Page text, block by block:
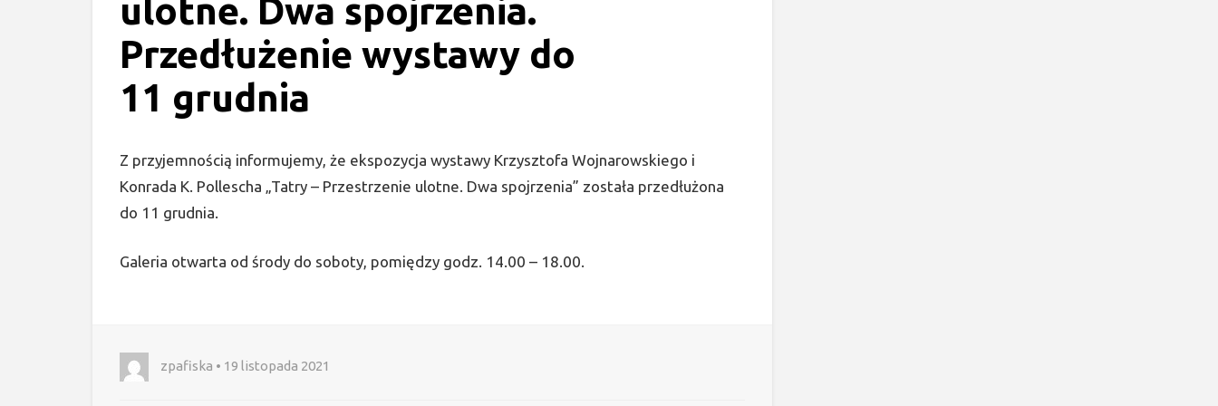
ulotne. Dwa spojrzenia.
Przedłużenie wystawy do
11 grudnia
Z przyjemnością informujemy, że ekspozycja wystawy Krzysztofa Wojnarowskiego i
Konrada K. Pollescha „Tatry – Przestrzenie ulotne. Dwa spojrzenia” została przedłużona
do 11 grudnia.
Galeria otwarta od środy do soboty, pomiędzy godz. 14.00 – 18.00.
zpafiska • 19 listopada 2021